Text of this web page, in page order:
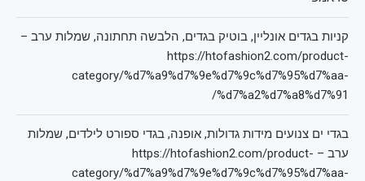
קניות בגדים אונליין, בוטיק בגדים, הלבשה תחתונה, שמלות ערב –
https://htofashion2.com/product-
category/%d7%a9%d7%9e%d7%9c%d7%95%d7%aa-
%d7%a2%d7%a8%d7%91/
בגדי ים צנועים מידות גדולות, אופנה, בגדי ספורט לילדים, שמלות
ערב – https://htofashion2.com/product-
category/%d7%a9%d7%9e%d7%9c%d7%95%d7%aa-